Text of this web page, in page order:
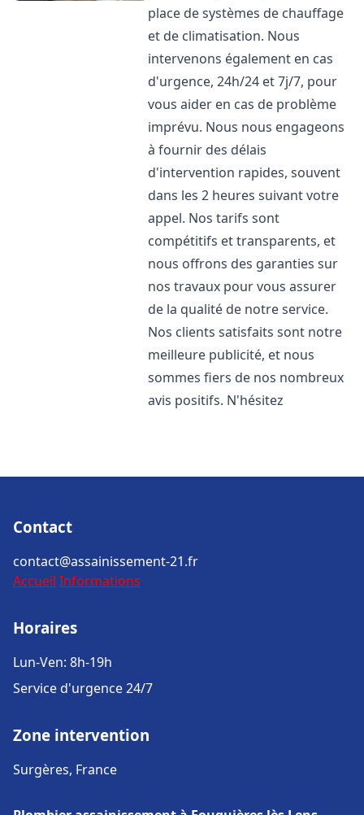
place de systèmes de chauffage
et de climatisation. Nous
intervenons également en cas
d'urgence, 24h/24 et 7j/7, pour
vous aider en cas de problème
imprévu. Nous nous engageons
à fournir des délais
d'intervention rapides, souvent
dans les 2 heures suivant votre
appel. Nos tarifs sont
compétitifs et transparents, et
nous offrons des garanties sur
nos travaux pour vous assurer
de la qualité de notre service.
Nos clients satisfaits sont notre
meilleure publicité, et nous
sommes fiers de nos nombreux
avis positifs. N'hésitez
Contact
contact@assainissement-21.fr
Accueil Informations
Horaires
Lun-Ven: 8h-19h
Service d'urgence 24/7
Zone intervention
Surgères, France